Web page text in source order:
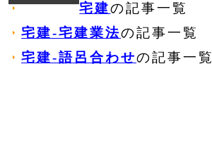
宅建の記事一覧
宅建‐宅建業法の記事一覧
宅建‐語呂合わせの記事一覧